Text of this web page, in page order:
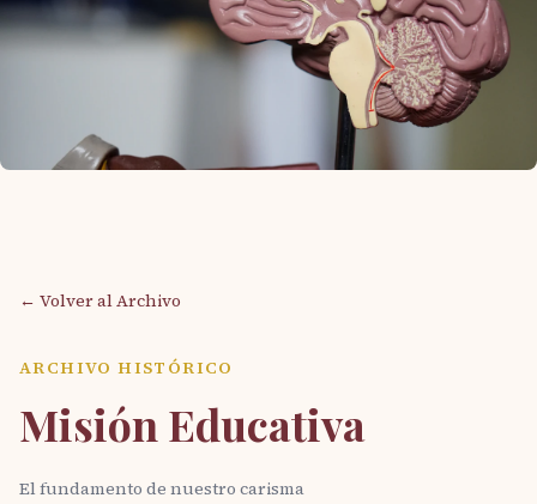
← Volver al Archivo
ARCHIVO HISTÓRICO
Misión Educativa
El fundamento de nuestro carisma